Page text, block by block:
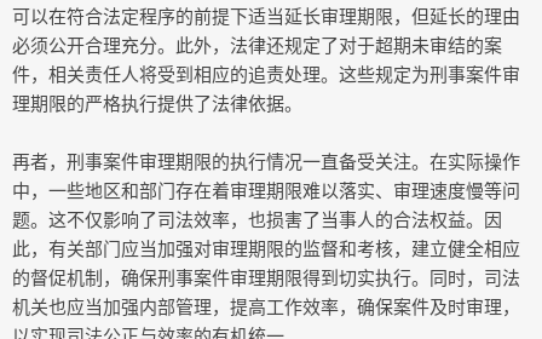
可以在符合法定程序的前提下适当延长审理期限，但延长的理由
必须公开合理充分。此外，法律还规定了对于超期未审结的案
件，相关责任人将受到相应的追责处理。这些规定为刑事案件审
理期限的严格执行提供了法律依据。
再者，刑事案件审理期限的执行情况一直备受关注。在实际操作
中，一些地区和部门存在着审理期限难以落实、审理速度慢等问
题。这不仅影响了司法效率，也损害了当事人的合法权益。因
此，有关部门应当加强对审理期限的监督和考核，建立健全相应
的督促机制，确保刑事案件审理期限得到切实执行。同时，司法
机关也应当加强内部管理，提高工作效率，确保案件及时审理，